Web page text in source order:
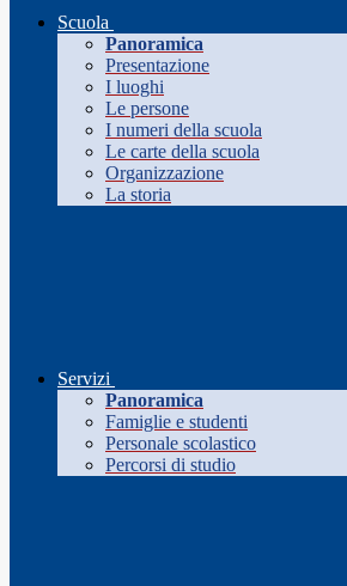
Scuola
Panoramica
Presentazione
I luoghi
Le persone
I numeri della scuola
Le carte della scuola
Organizzazione
La storia
Servizi
Panoramica
Famiglie e studenti
Personale scolastico
Percorsi di studio